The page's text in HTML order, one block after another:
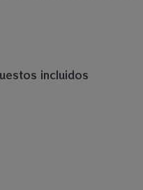
incluidos